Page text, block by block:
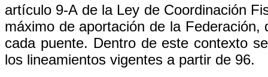
artículo 9-A de la Ley de Coordinación
máximo de aportación de la
cada puente. Dentro de este contexto
los lineamientos vigentes a partir de 96.